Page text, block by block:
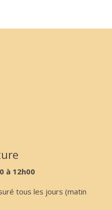
à 12h00
tous les jours (matin